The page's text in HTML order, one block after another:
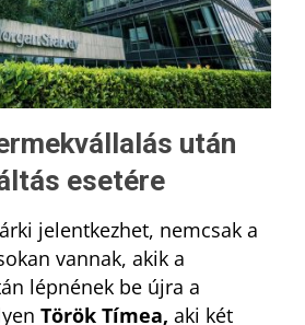
után
esetére
jelentkezhet, nemcsak a
vannak, akik a
lépnének be újra a
Török Tímea, aki két